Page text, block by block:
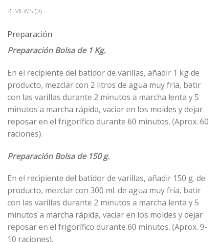
REVIEWS (0)
Preparación
Preparación Bolsa de 1 Kg.
En el recipiente del batidor de varillas, añadir 1 kg de
producto, mezclar con 2 litros de agua muy fría, batir
con las varillas durante 2 minutos a marcha lenta y 5
minutos a marcha rápida, vaciar en los moldes y dejar
reposar en el frigorífico durante 60 minutos. (Aprox. 60
raciones).
Preparación Bolsa de 150 g.
En el recipiente del batidor de varillas, añadir 150 g. de
producto, mezclar con 300 ml. de agua muy fría, batir
con las varillas durante 2 minutos a marcha lenta y 5
minutos a marcha rápida, vaciar en los moldes y dejar
reposar en el frigorífico durante 60 minutos. (Aprox. 9-
10 raciones).